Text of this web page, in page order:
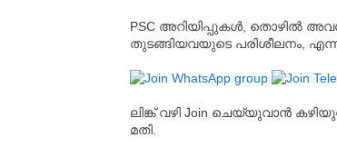
PSC അറിയിപ്പുകൾ, തൊഴിൽ
തുടങ്ങിയവയുടെ പരിശീലനം,
ലിങ്ക് വഴി Join ചെയ്യുവാൻ
മതി.